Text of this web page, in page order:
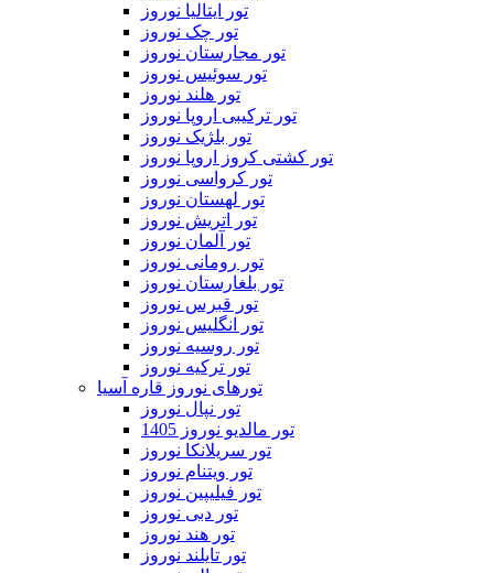
تور ایتالیا نوروز
تور چک نوروز
تور مجارستان نوروز
تور سوئیس نوروز
تور هلند نوروز
تور ترکیبی اروپا نوروز
تور بلژیک نوروز
تور کشتی کروز اروپا نوروز
تور کرواسی نوروز
تور لهستان نوروز
تور اتریش نوروز
تور آلمان نوروز
تور رومانی نوروز
تور بلغارستان نوروز
تور قبرس نوروز
تور انگلیس نوروز
تور روسیه نوروز
تور ترکیه نوروز
تورهای نوروز قاره آسیا
تور نپال نوروز
تور مالدیو نوروز 1405
تور سریلانکا نوروز
تور ویتنام نوروز
تور فیلیپین نوروز
تور دبی نوروز
تور هند نوروز
تور تایلند نوروز